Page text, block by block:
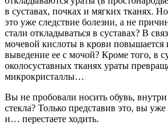
в суставах, почках и мягких тканях.
это уже следствие болезни, а не
стали откладываться в суставах? В
мочевой кислоты в крови повышается
выведение ее с мочой? Кроме того, в
околосуставных тканях ураты
микрокристаллы…
Вы не пробовали носить обувь,
стекла? Только представив это, вы
и… перестаете ходить.